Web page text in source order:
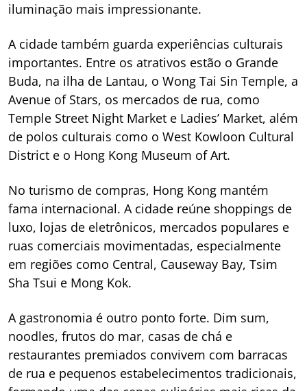
iluminação mais impressionante.
A cidade também guarda experiências culturais
importantes. Entre os atrativos estão o Grande
Buda, na ilha de Lantau, o Wong Tai Sin Temple, a
Avenue of Stars, os mercados de rua, como
Temple Street Night Market e Ladies’ Market, além
de polos culturais como o West Kowloon Cultural
District e o Hong Kong Museum of Art.
No turismo de compras, Hong Kong mantém
fama internacional. A cidade reúne shoppings de
luxo, lojas de eletrônicos, mercados populares e
ruas comerciais movimentadas, especialmente
em regiões como Central, Causeway Bay, Tsim
Sha Tsui e Mong Kok.
A gastronomia é outro ponto forte. Dim sum,
noodles, frutos do mar, casas de chá e
restaurantes premiados convivem com barracas
de rua e pequenos estabelecimentos tradicionais,